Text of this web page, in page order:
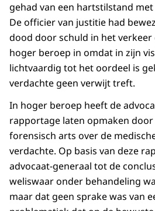
gehad van een hartstilstand
De officier van justitie had
dood door schuld in het verkeer
hoger beroep in omdat in zijn
lichtvaardig tot het oordeel is
verdachte geen verwijt treft.
In hoger beroep heeft de
rapportage laten opmaken
forensisch arts over de
verdachte. Op basis van deze
advocaat-generaal tot de
weliswaar onder behandeling
maar dat geen sprake was van